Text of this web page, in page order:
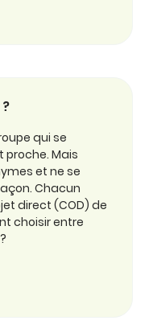
qui se
proche. Mais
et ne se
Chacun
direct (COD) de
choisir entre